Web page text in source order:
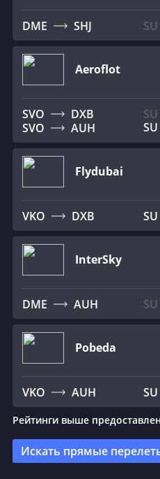
DME SHJ SU
Aeroflot
SVO
DXB
SVO
AUH
SU
SU
Flydubai
VKO DXB SU
InterSky
DME AUH SU
Pobeda
VKO AUH SU
Рейтинги выше
Искать прямые